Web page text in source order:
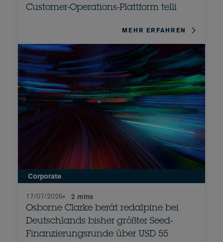
Customer-Operations-Plattform telli
MEHR ERFAHREN
Corporate
Osborne Clarke berät redalpine bei
Deutschlands bisher größter Seed-
Finanzierungsrunde über USD 55
17/07/2026• 2 mins